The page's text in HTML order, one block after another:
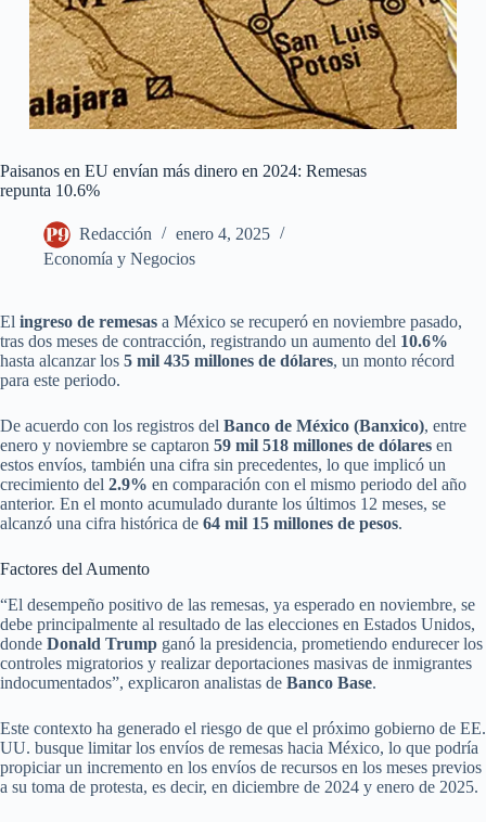
Paisanos en EU envían más dinero en 2024: Remesas
repunta 10.6%
Redacción
enero 4, 2025
Economía y Negocios
El ingreso de remesas a México se recuperó en noviembre pasado,
tras dos meses de contracción, registrando un aumento del 10.6%
hasta alcanzar los 5 mil 435 millones de dólares, un monto récord
para este periodo.
De acuerdo con los registros del Banco de México (Banxico), entre
enero y noviembre se captaron 59 mil 518 millones de dólares en
estos envíos, también una cifra sin precedentes, lo que implicó un
crecimiento del 2.9% en comparación con el mismo periodo del año
anterior. En el monto acumulado durante los últimos 12 meses, se
alcanzó una cifra histórica de 64 mil 15 millones de pesos.
Factores del Aumento
“El desempeño positivo de las remesas, ya esperado en noviembre, se
debe principalmente al resultado de las elecciones en Estados Unidos,
donde Donald Trump ganó la presidencia, prometiendo endurecer los
controles migratorios y realizar deportaciones masivas de inmigrantes
indocumentados”, explicaron analistas de Banco Base.
Este contexto ha generado el riesgo de que el próximo gobierno de EE.
UU. busque limitar los envíos de remesas hacia México, lo que podría
propiciar un incremento en los envíos de recursos en los meses previos
a su toma de protesta, es decir, en diciembre de 2024 y enero de 2025.